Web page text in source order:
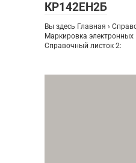
КР142ЕН2Б
Вы здесь Главная ›
Маркировка
Справочный листок 2: